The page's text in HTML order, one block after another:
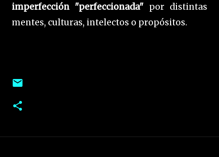
imperfección "perfeccionada" por distintas
mentes, culturas, intelectos o propósitos.